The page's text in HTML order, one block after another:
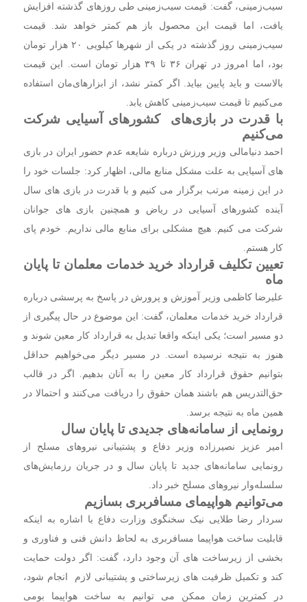
سیب‌زمینی، گفت: قیمت سیب‌زمینی طی روزهای گذشته افزایش
یافت، اما قیمت این محصول باز هم کمتر خواهد شد. قیمت
سیب‌زمینی روز گذشته در یکی از شهرها کیلویی ۲۰ هزار تومان
بود، اما امروز در تهران ۳۶ تا ۳۹ هزار تومان است. این قیمت
بالاست و باید پایین بیاید. اگر کمتر نشد، از ابزارهای‌مان استفاده
می‌کنیم تا قیمت سیب‌زمینی کاهش یابد.
با قدرت در بازی‌های کشورهای آسیایی شرکت
می‌کنیم
احمد دنیامالی وزیر ورزش درباره شایعه عدم حضور ایران در بازی
های آسیایی به علت مشکل منابع مالی، اظهار کرد: جلسات خود را
در این زمینه مرتب برگزار می کنیم و با قدرت در بازی های سال
آینده کشورهای آسیایی در ریاض و همچنین بازی های جوانان
شرکت می کنیم. هیچ مشکلی برای منابع مالی نداریم. خودم پای
کار هستم.
تعیین تکلیف قرارداد خرید خدمات معلمان تا پایان
ماه
علیرضا کاظمی وزیر آموزش و پرورش در پاسخ به پرسشی درباره
قرارداد خرید خدمات معلمان، گفت: این موضوع در حال پیگیری از
دو مسیر است؛ یکی اینکه واقعا تبدیل به قرارداد کار معین شوند و
هنوز به نتیجه نرسیده است. در مسیر دیگر می‌خواهیم حداقل
بتوانیم حقوق قرارداد کار معین را به آنان بدهیم. اگر در قالب
حق‌التدریس هم باشند همان حقوق را دریافت می‌کنند و احتمالا در
همین ماه به نتیجه برسد.
رونمایی از سامانه‌های جدیدی تا پایان سال
امیر عزیز نصیرزاده وزیر دفاع و پشتیبانی نیروهای مسلح از
رونمایی سامانه‌های جدید تا پایان سال و در جریان رزمایش‌های
سلسله‌وار نیروهای مسلح خبر داد.
می‌توانیم هواپیمای مسافربری بسازیم
سردار رضا طلایی نیک سخنگوی وزارت دفاع با اشاره به اینکه
قابلیت ساخت هواپیما مسافربری به لحاظ دانش فنی و فناوری و
بخشی از زیرساخت های آن وجود دارد، گفت: اگر دولت حمایت
کند و تکمیل ظرفیت های زیرساختی و پشتیبانی لازم انجام شود،
در کمترین زمان ممکن می توانیم به ساخت هواپیما بومی